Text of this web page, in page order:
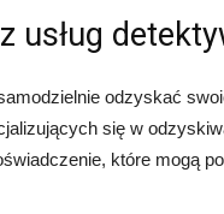
usług
odzyskać
się w
które mogą